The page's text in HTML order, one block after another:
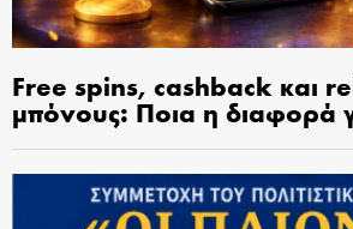
Free spins, cashback και
μπόνους: Ποια η διαφορά